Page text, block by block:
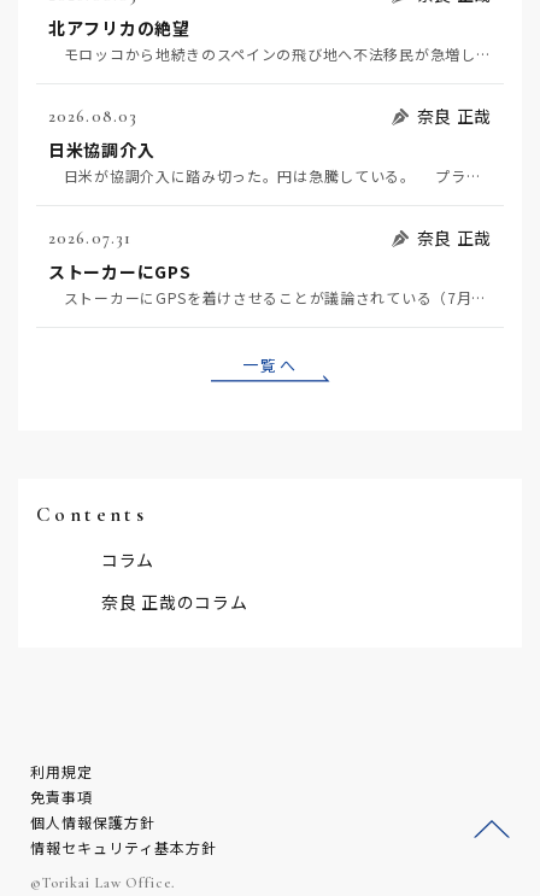
北アフリカの絶望
モロッコから地続きのスペインの飛び地へ不法移民が急増していて、当地の大問題となっている。「海を泳い…
2026.08.03
奈良 正哉
日米協調介入
日米が協調介入に踏み切った。円は急騰している。 プラザ合意以降、協調介入は為替相場の転機になって…
2026.07.31
奈良 正哉
ストーカーにGPS
ストーカーにGPSを着けさせることが議論されている（7月29日日経）。反対派は「ストーカーにも人権…
一覧へ
Contents
コラム
奈良 正哉のコラム
利用規定
免責事項
個人情報保護方針
情報セキュリティ基本方針
©Torikai Law Office.